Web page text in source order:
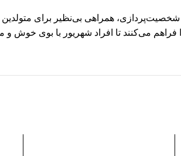
همراهی بی‌نظیر برای
فراهم می‌کنند تا افراد شهریور با بوی